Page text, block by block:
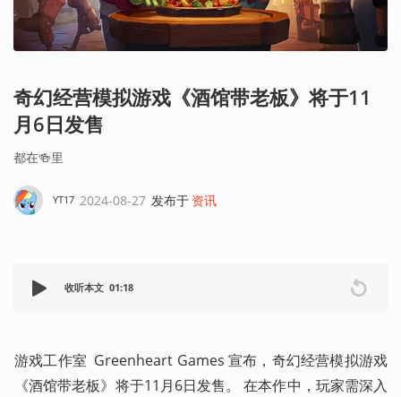
奇幻经营模拟游戏《酒馆带老板》将于11
月6日发售
都在🍻里
YT17 2024-08-27 发布于 资讯
收听本文 01:18
游戏工作室  Greenheart Games 宣布，奇幻经营模拟游戏
《酒馆带老板》将于11月6日发售。 在本作中，玩家需深入